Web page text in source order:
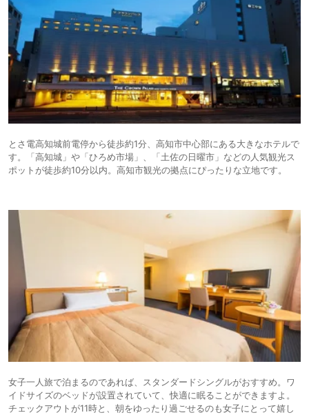
とさ電高知城前電停から徒歩約1分、高知市中心部にある大きなホテルで
す。「高知城」や「ひろめ市場」、「土佐の日曜市」などの人気観光ス
ポットが徒歩約10分以内。高知市観光の拠点にぴったりな立地です。
女子一人旅で泊まるのであれば、スタンダードシングルがおすすめ。ワ
イドサイズのベッドが設置されていて、快適に眠ることができますよ。
チェックアウトが11時と、朝をゆったり過ごせるのも女子にとって嬉し